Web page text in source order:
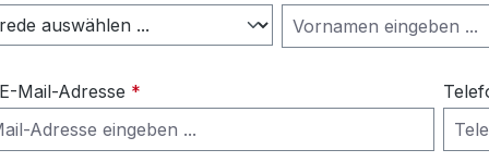
Mail-Adresse *